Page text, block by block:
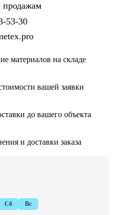
53-30
материалов на складе
вашей заявки
до вашего объекта
и доставки заказа
Сб Вс